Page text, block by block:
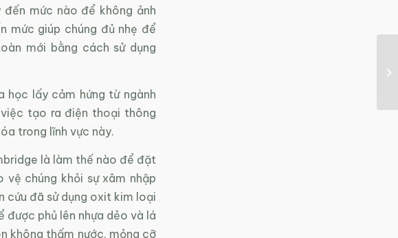
mức nào để không ảnh
mức giúp chúng đủ nhẹ để
mới bằng cách sử dụng
học lấy cảm hứng từ ngành
tạo ra điện thoại thông
trong lĩnh vực này.
là làm thế nào để đặt
chúng khỏi sự xâm nhập
cứu đã sử dụng oxit kim loại
phủ lên nhựa dẻo và lá
không thấm nước, mỏng cỡ